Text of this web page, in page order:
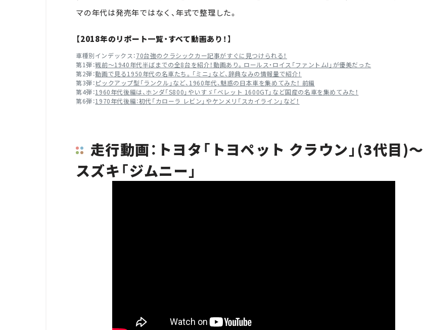
マの年代は発売年ではなく、年式で整理した。
【2018年のリポート一覧・すべて動画あり！】
車種別インデックス：70台強のクラシックカー記事がすぐに見つけられる！
第1弾：戦前～1940年代半ばまでの全8台を紹介！動画あり。ロールス・ロイス「ファントムI」が優美だった
第2弾：動画で見る1950年代の名車たち。「ミニ」など、辞典なみの情報量で紹介！
第3弾：ピックアップ型「ランクル」など、1960年代、魅惑の日本車を集めてみた！ 前編
第4弾：1960年代後編は、ホンダ「S800」やいすゞ「ベレット 1600GT」など国産の名車を集めてみた！
第6弾：1970年代後編：初代「カローラ レビン」やケンメリ「スカイライン」など！
走行動画：トヨタ「トヨペット クラウン」(3代目)～
スズキ「ジムニー」